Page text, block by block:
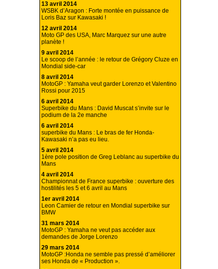
13 avril 2014
WSBK d’Aragon : Forte montée en puissance de
Loris Baz sur Kawasaki !
12 avril 2014
Moto GP des USA, Marc Marquez sur une autre
planète !
9 avril 2014
Le scoop de l’année : le retour de Grégory Cluze en
Mondial side-car
8 avril 2014
MotoGP : Yamaha veut garder Lorenzo et Valentino
Rossi pour 2015
6 avril 2014
Superbike du Mans : David Muscat s’invite sur le
podium de la 2e manche
6 avril 2014
superbike du Mans : Le bras de fer Honda-
Kawasaki n’a pas eu lieu.
5 avril 2014
1ère pole position de Greg Leblanc au superbike du
Mans
4 avril 2014
Championnat de France superbike : ouverture des
hostilités les 5 et 6 avril au Mans
1er avril 2014
Leon Camier de retour en Mondial superbike sur
BMW
31 mars 2014
MotoGP : Yamaha ne veut pas accéder aux
demandes de Jorge Lorenzo
29 mars 2014
MotoGP :Honda ne semble pas pressé d’améliorer
ses Honda de « Production ».